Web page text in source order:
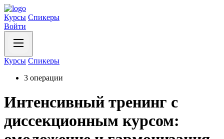
Курсы Спикеры
Войти
Курсы Спикеры
3 операции
Интенсивный тренинг с
диссекционным курсом: